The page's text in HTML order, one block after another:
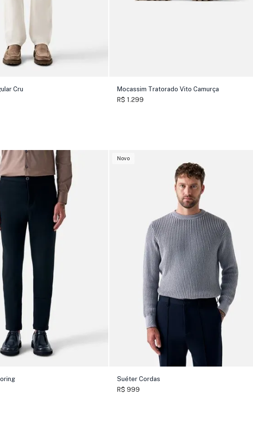
Cru
Mocassim Tratorado Vito Camurça
R$ 1.299
Novo
Suéter Cordas
R$ 999